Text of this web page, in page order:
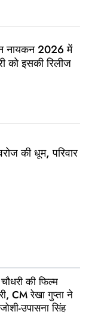
नायकन 2026 में
को इसकी रिलीज
की धूम, परिवार
की फिल्म
CM रेखा गुप्ता ने
उपासना सिंह